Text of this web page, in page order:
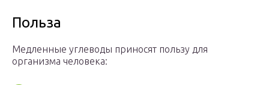
Польза
Медленные углеводы приносят пользу для
организма человека: